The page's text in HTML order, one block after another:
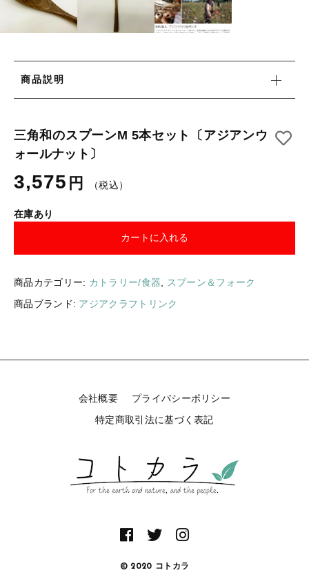
商品説明
三角和のスプーンM 5本セット〔アジアンウ
ォールナット〕
3,575 円 （税込）
在庫あり
カートに入れる
商品カテゴリー: カトラリー/食器, スプーン＆フォーク
商品ブランド: アジアクラフトリンク
会社概要
プライバシーポリシー
特定商取引法に基づく表記
© 2020 コトカラ
カトラリー/食器
ファッション
雑貨
ラリーキルト
キリム
ギフトラッピング
新着商品
コトカラについて
ご利用ガイド
カトラリー/食器
布ナプキン
キリム
ギフトラッピング
在庫あり セール